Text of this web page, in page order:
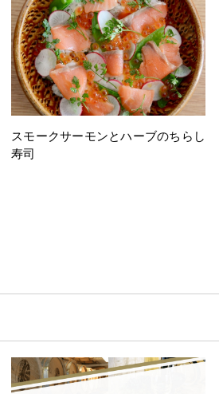
スモークサーモンとハーブのちらし
寿司